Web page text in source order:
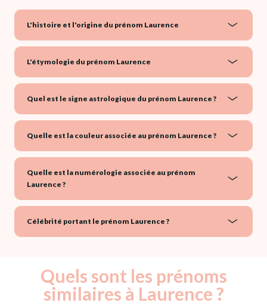
L'histoire et l'origine du prénom Laurence
L'étymologie du prénom Laurence
Quel est le signe astrologique du prénom Laurence ?
Quelle est la couleur associée au prénom Laurence ?
Quelle est la numérologie associée au prénom
Laurence ?
Célébrité portant le prénom Laurence ?
Quels sont les prénoms
similaires à Laurence ?